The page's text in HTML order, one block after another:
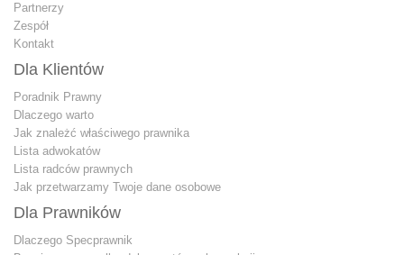
Partnerzy
Zespół
Kontakt
Dla Klientów
Poradnik Prawny
Dlaczego warto
Jak znależć właściwego prawnika
Lista adwokatów
Lista radców prawnych
Jak przetwarzamy Twoje dane osobowe
Dla Prawników
Dlaczego Specprawnik